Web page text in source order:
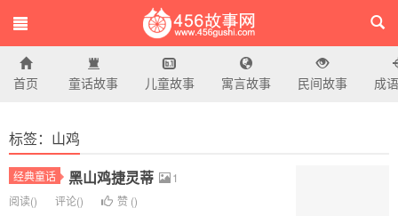
首页 童话故事 儿童故事 寓言故事 民间故事 成
标签：山鸡
经典童话 黑山鸡捷灵蒂
1
阅读() 评论() 赞 ()